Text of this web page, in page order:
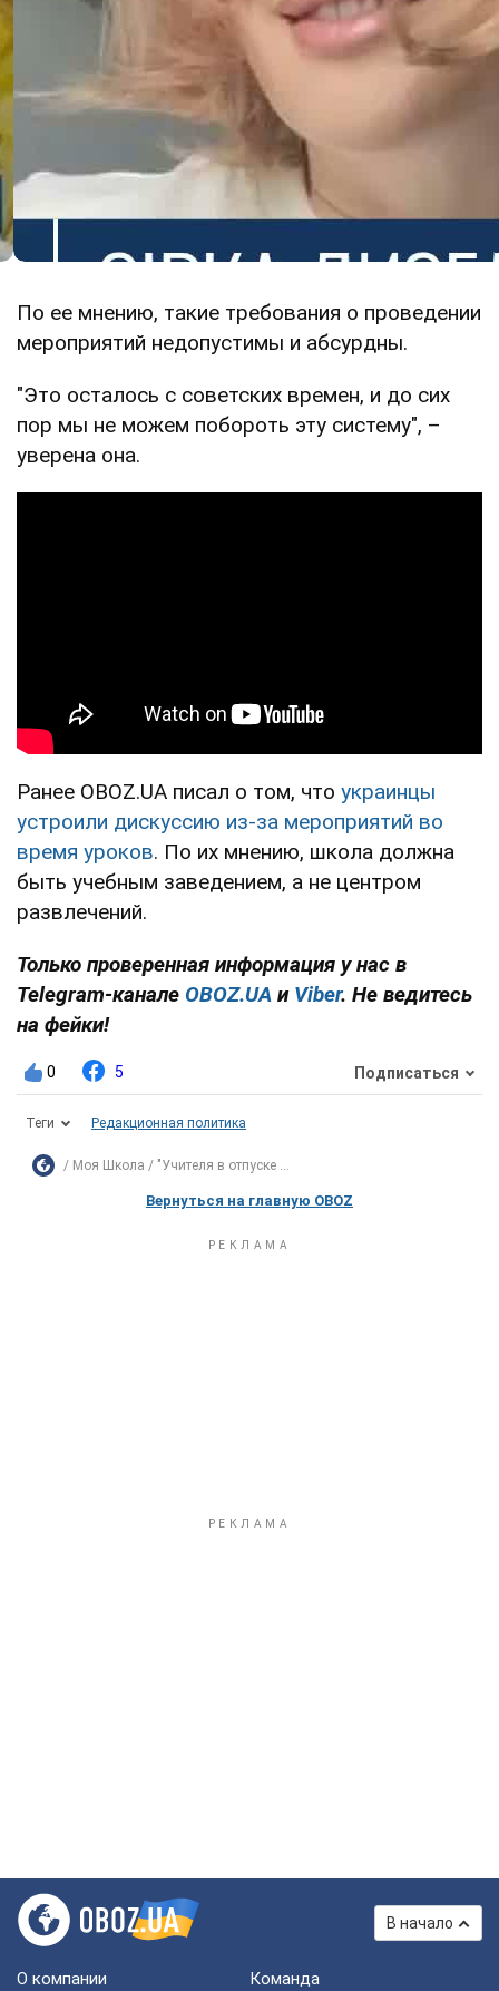
По ее мнению, такие требования о проведении
мероприятий недопустимы и абсурдны.
"Это осталось с советских времен, и до сих
пор мы не можем побороть эту систему", –
уверена она.
Ранее OBOZ.UA писал о том, что украинцы
устроили дискуссию из-за мероприятий во
время уроков. По их мнению, школа должна
быть учебным заведением, а не центром
развлечений.
Только проверенная информация у нас в
Telegram-канале OBOZ.UA и Viber. Не ведитесь
на фейки!
0 5 Подписаться
Теги Редакционная политика
Моя Школа "Учителя в отпуске ...
Вернуться на главную OBOZ
В начало
О компании Команда